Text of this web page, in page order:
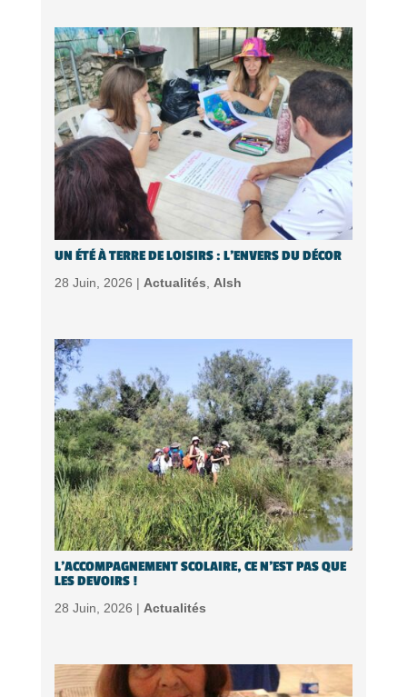
UN ÉTÉ À TERRE DE LOISIRS : L’ENVERS DU DÉCOR
28 Juin, 2026 | Actualités Alsh
L’ACCOMPAGNEMENT SCOLAIRE, CE N’EST PAS QUE
LES DEVOIRS !
28 Juin, 2026 | Actualités